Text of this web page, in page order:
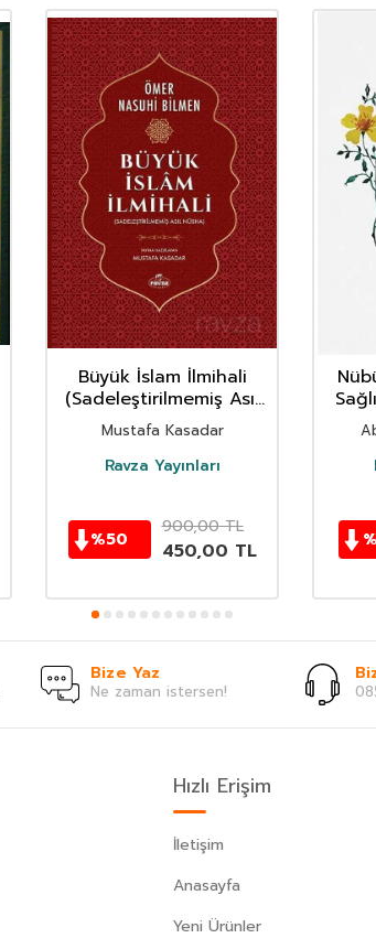
Büyük İslam İlmihali
(Sadeleştirilmemiş Asıl
Nüsha)
Mustafa Kasadar
Ravza Yayınları
%50
900,00TL
450,00 TL %
Bize Yaz
Ne zaman istersen!
Hızlı Erişim
İletişim
Anasayfa
Yeni Ürünler